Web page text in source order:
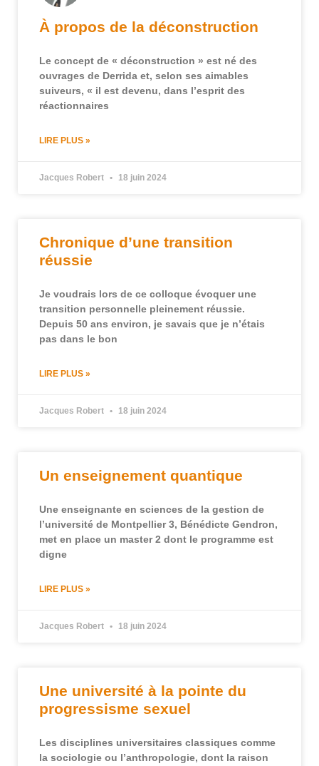
À propos de la déconstruction
Le concept de « déconstruction » est né des
ouvrages de Derrida et, selon ses aimables
suiveurs, « il est devenu, dans l’esprit des
réactionnaires
LIRE PLUS »
Jacques Robert 18 juin 2024
Chronique d’une transition
réussie
Je voudrais lors de ce colloque évoquer une
transition personnelle pleinement réussie.
Depuis 50 ans environ, je savais que je n’étais
pas dans le bon
LIRE PLUS »
Jacques Robert 18 juin 2024
Un enseignement quantique
Une enseignante en sciences de la gestion de
l’université de Montpellier 3, Bénédicte Gendron,
met en place un master 2 dont le programme est
digne
LIRE PLUS »
Jacques Robert 18 juin 2024
Une université à la pointe du
progressisme sexuel
Les disciplines universitaires classiques comme
la sociologie ou l’anthropologie, dont la raison